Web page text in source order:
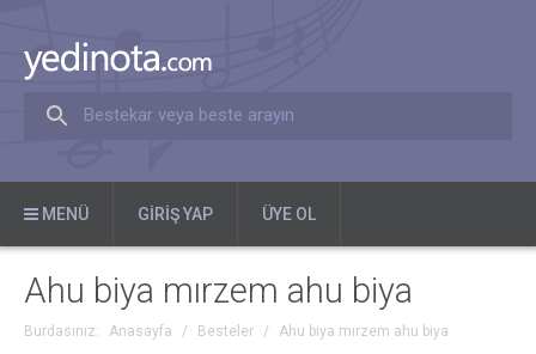
Bestekar veya beste arayın
MENÜ GIRIŞ YAP ÜYE OL
Ahu biya mırzem ahu biya
Burdasınız: Anasayfa / Besteler / Ahu biya mırzem ahu biya